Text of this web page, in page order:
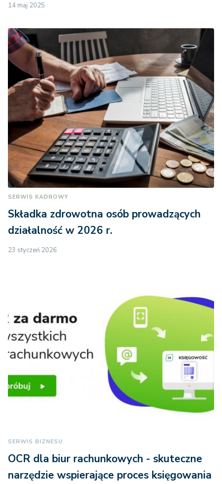
14 maj 2025
SERWIS KADROWY
Składka zdrowotna osób prowadzących
działalność w 2026 r.
23 styczeń 2026
SERWIS BIZNESU
OCR dla biur rachunkowych - skuteczne
narzędzie wspierające proces księgowania